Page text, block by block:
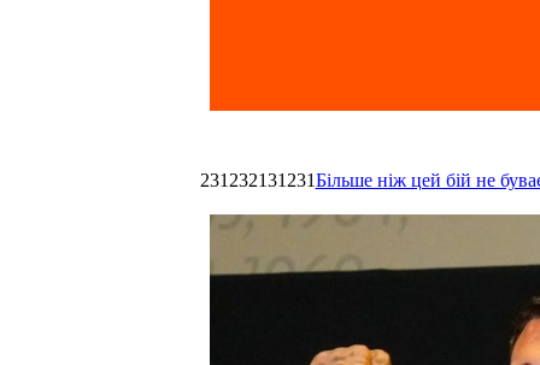
231232131231Більше ніж цей бій не